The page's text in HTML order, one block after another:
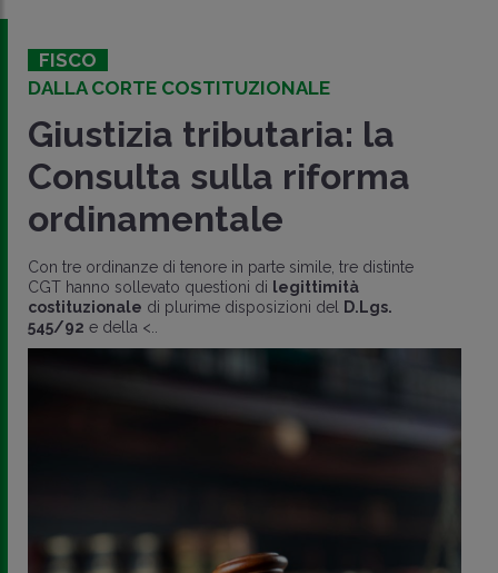
FISCO
DALLA CORTE COSTITUZIONALE
Giustizia tributaria: la
Consulta sulla riforma
ordinamentale
Con tre ordinanze di tenore in parte simile, tre distinte
CGT hanno sollevato questioni di legittimità
costituzionale di plurime disposizioni del D.Lgs.
545/92 e della <..